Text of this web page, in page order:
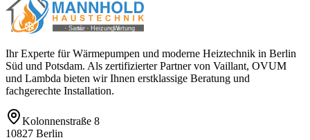
Ihr Experte für Wärmepumpen und moderne Heiztechnik in Berlin
Süd und Potsdam. Als zertifizierter Partner von Vaillant, OVUM
und Lambda bieten wir Ihnen erstklassige Beratung und
fachgerechte Installation.
Kolonnenstraße 8
10827 Berlin